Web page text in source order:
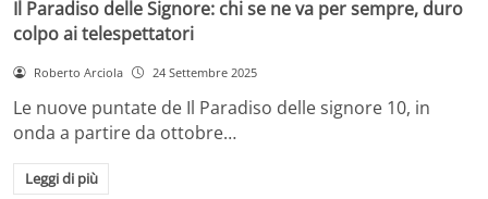
Il Paradiso delle Signore: chi se ne va per sempre, duro
colpo ai telespettatori
Roberto Arciola 24 Settembre 2025
Le nuove puntate de Il Paradiso delle signore 10, in
onda a partire da ottobre…
Leggi di più